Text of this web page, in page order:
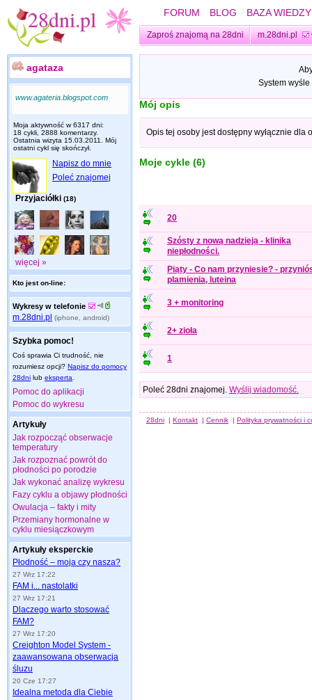
FORUM BLOG BAZA WIEDZY
Zaproś znajomą na 28dni m.28dni.pl
agataza
www.agateria.blogspot.com
Moja aktywność w 6317 dni:
18 cykli, 2888 komentarzy.
Ostatnia wizyta 15.03.2011
. Mój
ostatni cykl się skończył.
Napisz do mnie
Poleć znajomej
Przyjaciółki (18)
więcej »
Kto jest on-line:
Wykresy w telefonie
m.28dni.pl (iphone, android)
Szybka pomoc!
Coś sprawia Ci trudność, nie
rozumiesz opcji? Napisz do pomocy
28dni lub eksperta
Pomoc do aplikacji
Pomoc do wykresu
Artykuły
Jak rozpocząć obserwacje
temperatury
Jak rozpoznać powrót do
płodności po porodzie
Jak wykonać analizę wykresu
Fazy cyklu a objawy płodności
Owulacja – fakty i mity
Przemiany hormonalne w
cyklu miesiączkowym
Artykuły eksperckie
Płodność – moja czy nasza?
27 Wrz 17:22
FAM i... nastolatki
27 Wrz 17:21
Dlaczego warto stosować
FAM?
27 Wrz 17:20
Creighton Model System -
zaawansowana obserwacja
śluzu
20 Cze 17:27
Idealna metoda dla Ciebie
System
Mój opis
Opis tej osoby jest dostępny wyłącznie dla
Moje cykle (6)
20
Szósty z nową nadzieją - klinika
niepłodności.
Piąty - Co nam przyniesie? -
plamienia, luteina
3 + monitoring
2+ zioła
1
Poleć 28dni znajomej. Wyślij wiadomość.
28dni | Kontakt | Cennik | Polityka prywatności i